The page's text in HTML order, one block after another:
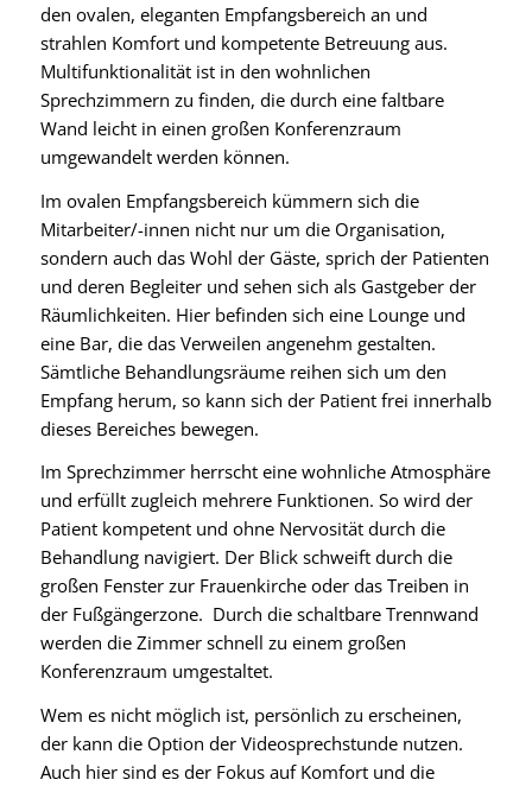
den ovalen, eleganten Empfangsbereich an und
strahlen Komfort und kompetente Betreuung aus.
Multifunktionalität ist in den wohnlichen
Sprechzimmern zu finden, die durch eine faltbare
Wand leicht in einen großen Konferenzraum
umgewandelt werden können.
Im ovalen Empfangsbereich kümmern sich die
Mitarbeiter/-innen nicht nur um die Organisation,
sondern auch das Wohl der Gäste, sprich der Patienten
und deren Begleiter und sehen sich als Gastgeber der
Räumlichkeiten. Hier befinden sich eine Lounge und
eine Bar, die das Verweilen angenehm gestalten.
Sämtliche Behandlungsräume reihen sich um den
Empfang herum, so kann sich der Patient frei innerhalb
dieses Bereiches bewegen.
Im Sprechzimmer herrscht eine wohnliche Atmosphäre
und erfüllt zugleich mehrere Funktionen. So wird der
Patient kompetent und ohne Nervosität durch die
Behandlung navigiert. Der Blick schweift durch die
großen Fenster zur Frauenkirche oder das Treiben in
der Fußgängerzone. Durch die schaltbare Trennwand
werden die Zimmer schnell zu einem großen
Konferenzraum umgestaltet.
Wem es nicht möglich ist, persönlich zu erscheinen,
der kann die Option der Videosprechstunde nutzen.
Auch hier sind es der Fokus auf Komfort und die